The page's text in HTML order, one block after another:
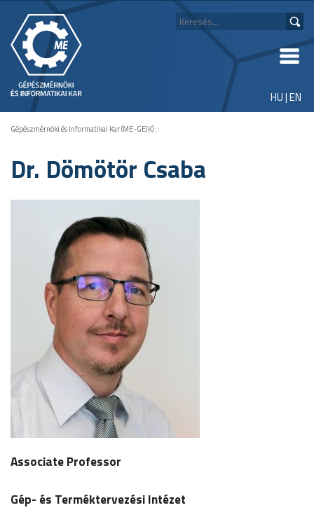
HU|EN
Gépészmérnöki és Informatikai Kar (ME-GEIK)::
Dr. Dömötör Csaba
Associate Professor
Gép- és Terméktervezési Intézet